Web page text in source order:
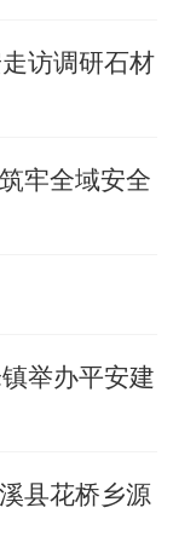
访调研石材
牢全域安全
举办平安建
县花桥乡源